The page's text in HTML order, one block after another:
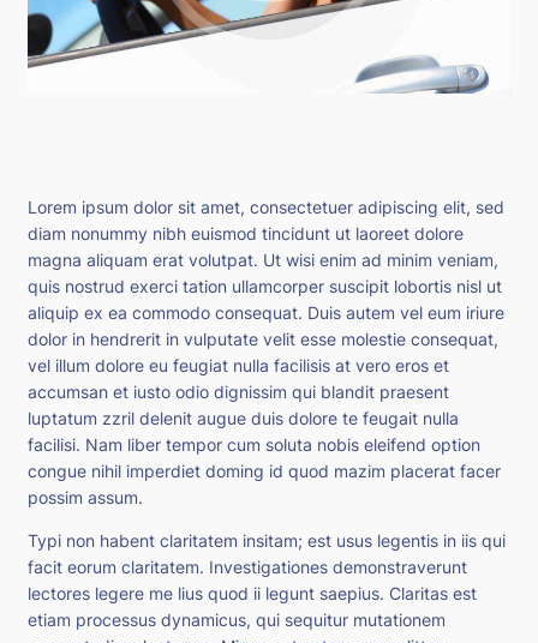
Lorem ipsum dolor sit amet, consectetuer adipiscing elit, sed
diam nonummy nibh euismod tincidunt ut laoreet dolore
magna aliquam erat volutpat. Ut wisi enim ad minim veniam,
quis nostrud exerci tation ullamcorper suscipit lobortis nisl ut
aliquip ex ea commodo consequat. Duis autem vel eum iriure
dolor in hendrerit in vulputate velit esse molestie consequat,
vel illum dolore eu feugiat nulla facilisis at vero eros et
accumsan et iusto odio dignissim qui blandit praesent
luptatum zzril delenit augue duis dolore te feugait nulla
facilisi. Nam liber tempor cum soluta nobis eleifend option
congue nihil imperdiet doming id quod mazim placerat facer
possim assum.
Typi non habent claritatem insitam; est usus legentis in iis qui
facit eorum claritatem. Investigationes demonstraverunt
lectores legere me lius quod ii legunt saepius. Claritas est
etiam processus dynamicus, qui sequitur mutationem